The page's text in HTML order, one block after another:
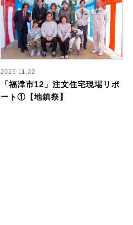
2025.11.22
「福津市12」注文住宅現場リポ
ート①【地鎮祭】